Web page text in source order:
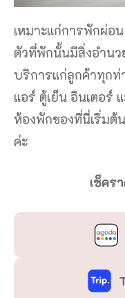
เหมาะแก่การพักผ่อ
ตัวที่พักนั้นมีสิ่งอำน
บริการแก่ลูกค้าทุกท่
แอร์ ตู้เย็น อินเตอร์
ห้องพักของที่นี่เริ่มต้
ค่ะ
เช็คร